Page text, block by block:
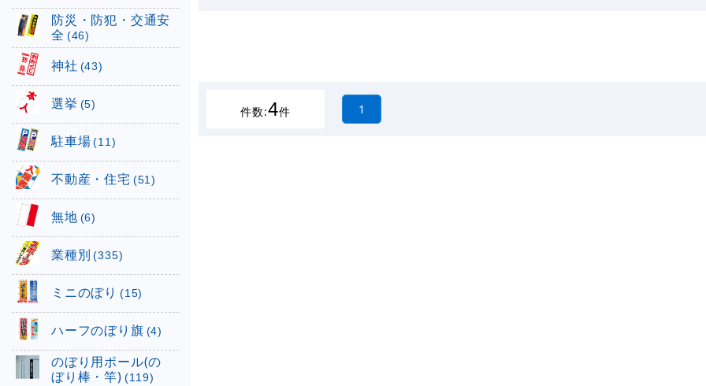
件数:4件 1
防災・防犯・交通安
全 (46)
神社 (43)
選挙 (5)
駐車場 (11)
不動産・住宅 (51)
無地 (6)
業種別 (335)
ミニのぼり (15)
ハーフのぼり旗 (4)
のぼり用ポール(の
ぼり棒・竿) (119)